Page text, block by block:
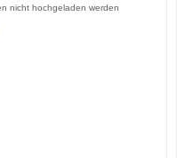
nicht hochgeladen werden